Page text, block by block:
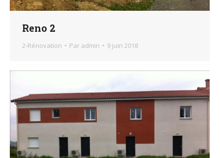
Reno 2
2-Rénovation Par admin 9 juin 2018